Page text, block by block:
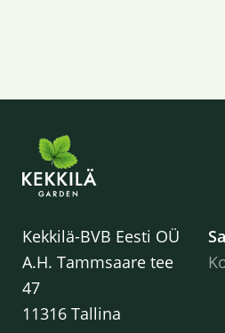
Kekkilä-BVB Eesti OÜ
A.H. Tammsaare tee
47
11316 Tallina